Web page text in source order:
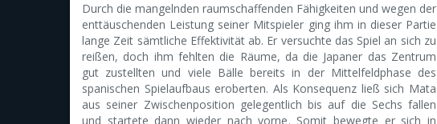
Durch die mangelnden raumschaffenden Fähigkeiten und wegen der
enttäuschenden Leistung seiner Mitspieler ging ihm in dieser Partie
lange Zeit sämtliche Effektivität ab. Er versuchte das Spiel an sich zu
reißen, doch ihm fehlten die Räume, da die Japaner das Zentrum
gut zustellten und viele Bälle bereits in der Mittelfeldphase des
spanischen Spielaufbaus eroberten. Als Konsequenz ließ sich Mata
aus seiner Zwischenposition gelegentlich bis auf die Sechs fallen
und startete dann wieder nach vorne. Somit bewegte er sich in